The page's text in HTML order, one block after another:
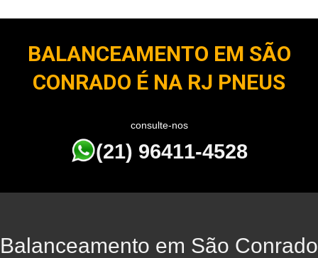
BALANCEAMENTO EM SÃO
CONRADO É NA RJ PNEUS
consulte-nos
(21) 96411-4528
Balanceamento em São Conrado